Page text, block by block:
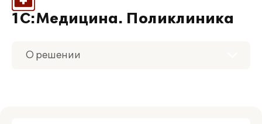
1С:Медицина. Поликлиника
О решении